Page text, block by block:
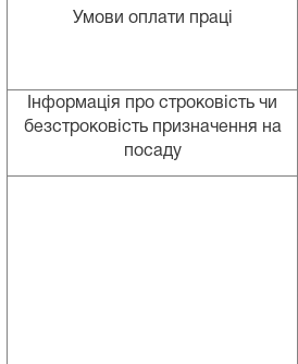
Умови оплати праці
Інформація про строковість чи
безстроковість призначення на
посаду